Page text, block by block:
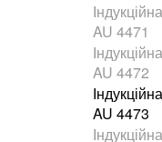
AU 4471
AU 4472
AU 4473